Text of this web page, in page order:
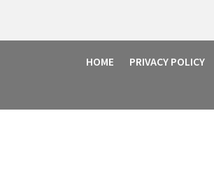
HOME PRIVACY POLICY